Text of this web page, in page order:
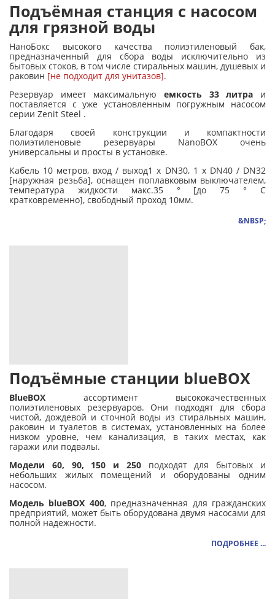
Подъёмная станция с насосом
для грязной воды
НаноБокс высокого качества полиэтиленовый бак,
предназначенный для сбора воды исключительно из
бытовых стоков, в том числе стиральных машин, душевых и
раковин [не подходит для унитазов].
Резервуар имеет максимальную емкость 33 литра и
поставляется с уже установленным погружным насосом
серии Zenit Steel .
Благодаря своей конструкции и компактности
полиэтиленовые резервуары NanoBOX очень
универсальны и просты в установке.
Кабель 10 метров, вход / выход1 x DN30, 1 x DN40 / DN32
[наружная резьба], оснащен поплавковым выключателем,
температура жидкости макс.35 ° [до 75 ° C
кратковременно], свободный проход 10мм.
&NBSP;
Подъёмные станции blueBOX
BlueBOX ассортимент высококачественных
полиэтиленовых резервуаров. Они подходят для сбора
чистой, дождевой и сточной воды из стиральных машин,
раковин и туалетов в системах, установленных на более
низком уровне, чем канализация, в таких местах, как
гаражи или подвалы.
Модели 60, 90, 150 и 250подходят для бытовых и
небольших жилых помещений и оборудованы одним
насосом.
Модель blueBOX 400, предназначенная для гражданских
предприятий, может быть оборудована двумя насосами для
полной надежности.
ПОДРОБНЕЕ ...